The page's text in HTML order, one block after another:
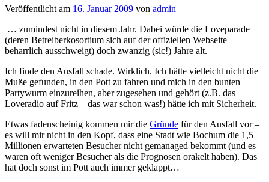
Veröffentlicht am 16. Januar 2009 von admin
… zumindest nicht in diesem Jahr. Dabei würde die Loveparade
(deren Betreiberkosortium sich auf der offiziellen Webseite
beharrlich ausschweigt) doch zwanzig (sic!) Jahre alt.
Ich finde den Ausfall schade. Wirklich. Ich hätte vielleicht nicht die
Muße gefunden, in den Pott zu fahren und mich in den bunten
Partywurm einzureihen, aber zugesehen und gehört (z.B. das
Loveradio auf Fritz – das war schon was!) hätte ich mit Sicherheit.
Etwas fadenscheinig kommen mir die Gründe für den Ausfall vor –
es will mir nicht in den Kopf, dass eine Stadt wie Bochum die 1,5
Millionen erwarteten Besucher nicht gemanaged bekommt (und es
waren oft weniger Besucher als die Prognosen orakelt haben). Das
hat doch sonst im Pott auch immer geklappt…